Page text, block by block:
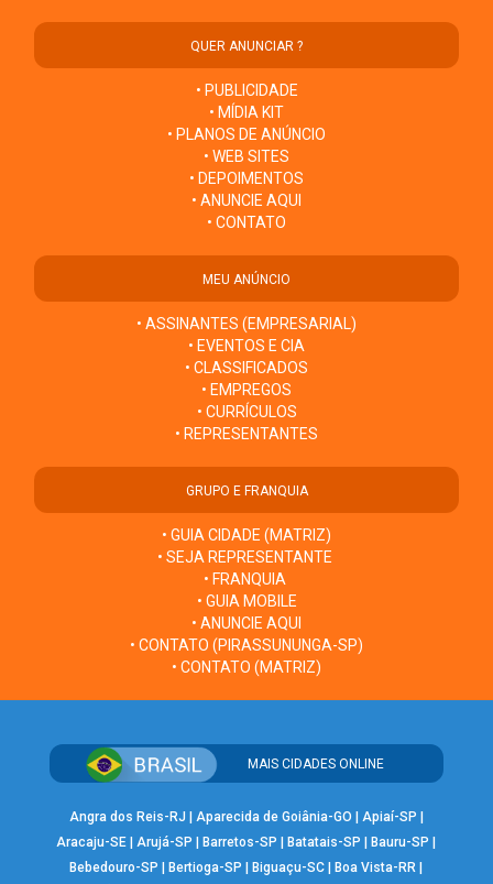
QUER ANUNCIAR ?
• PUBLICIDADE
• MÍDIA KIT
• PLANOS DE ANÚNCIO
• WEB SITES
• DEPOIMENTOS
• ANUNCIE AQUI
• CONTATO
MEU ANÚNCIO
• ASSINANTES (EMPRESARIAL)
• EVENTOS E CIA
• CLASSIFICADOS
• EMPREGOS
• CURRÍCULOS
• REPRESENTANTES
GRUPO E FRANQUIA
• GUIA CIDADE (MATRIZ)
• SEJA REPRESENTANTE
• FRANQUIA
• GUIA MOBILE
• ANUNCIE AQUI
• CONTATO (PIRASSUNUNGA-SP)
• CONTATO (MATRIZ)
MAIS CIDADES ONLINE
Angra dos Reis-RJ Aparecida de Goiânia-GO Apiaí-SP
Aracaju-SE |Arujá-SP Barretos-SP Batatais-SP Bauru-SP
Bebedouro-SP
Bertioga-SP Biguaçu-SC Boa Vista-RR